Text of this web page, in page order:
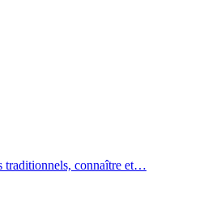
traditionnels, connaître et…